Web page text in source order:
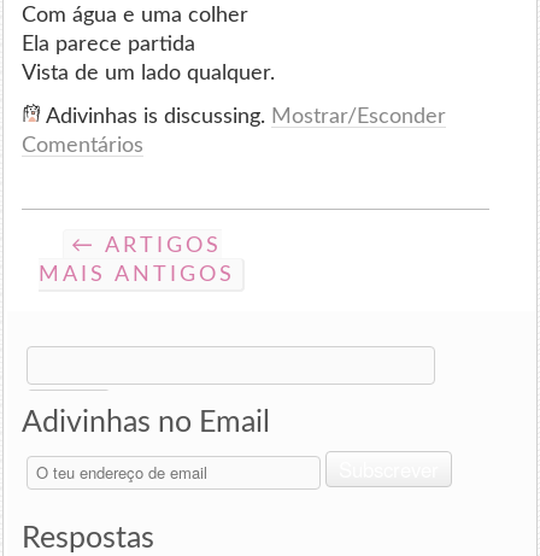
Com água e uma colher
Ela parece partida
Vista de um lado qualquer.
Adivinhas is discussing. Mostrar/Esconder
Comentários
← ARTIGOS
MAIS ANTIGOS
Search
for:
Adivinhas no Email
O
teu
de
Respostas